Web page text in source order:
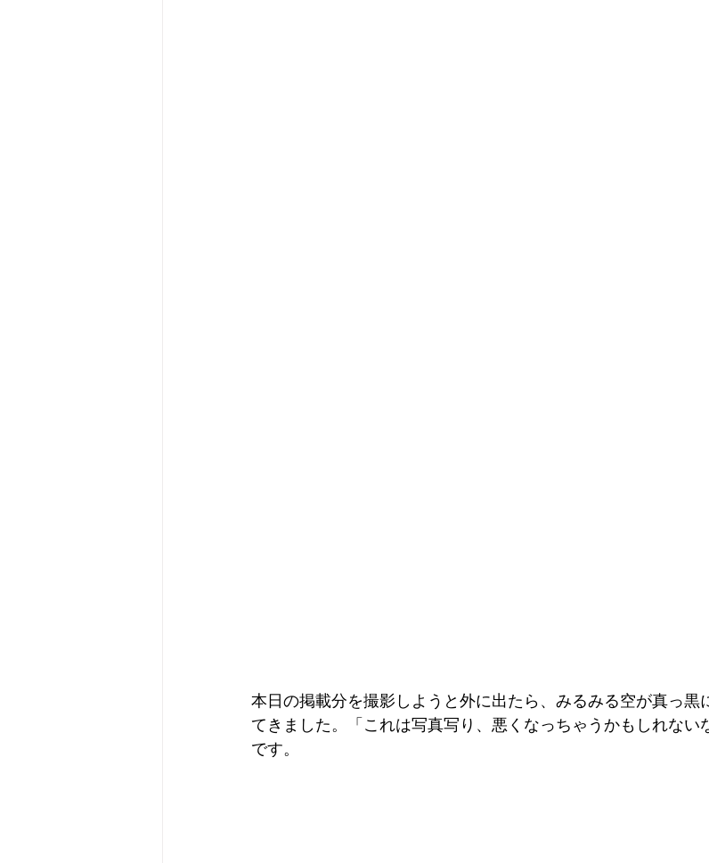
本日の掲載分を撮影しようと外に出たら、みるみる空が真っ黒
てきました。「これは写真写り、悪くなっちゃうかもしれない
です。